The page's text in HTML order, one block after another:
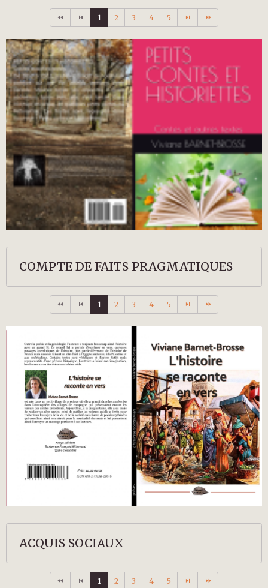
1 2 3 4 5
COMPTE DE FAITS PRAGMATIQUES
1 2 3 4 5
ACQUIS SOCIAUX
1 2 3 4 5